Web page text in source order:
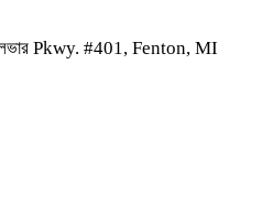
Pkwy. #401, Fenton, MI